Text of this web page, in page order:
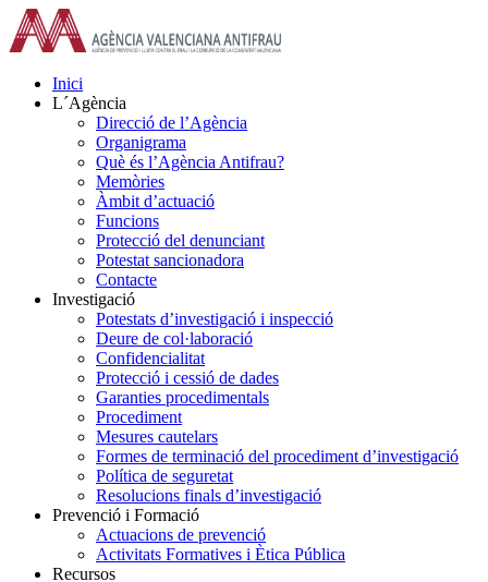
Skip
to
content
Inici
L´Agència
Direcció de l’Agència
Organigrama
Què és l’Agència Antifrau?
Memòries
Àmbit d’actuació
Funcions
Protecció del denunciant
Potestat sancionadora
Contacte
Investigació
Potestats d’investigació i inspecció
Deure de col·laboració
Confidencialitat
Protecció i cessió de dades
Garanties procedimentals
Procediment
Mesures cautelars
Formes de terminació del procediment d’investigació
Política de seguretat
Resolucions finals d’investigació
Prevenció i Formació
Actuacions de prevenció
Activitats Formatives i Ètica Pública
Recursos